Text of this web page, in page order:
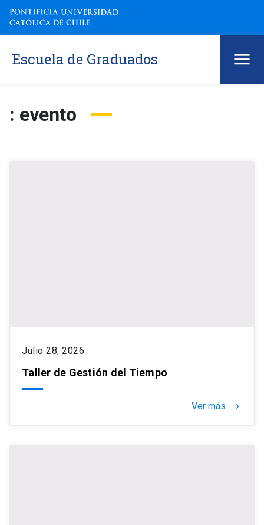
Escuela de Graduados
: evento
Julio 28, 2026
Taller de Gestión del Tiempo
Ver más keyboard_arrow_right